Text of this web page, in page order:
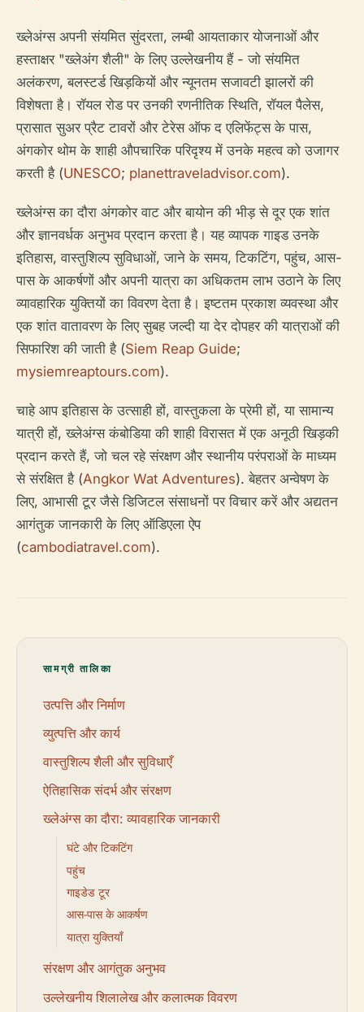
ख्लेअंग्स अपनी संयमित सुंदरता, लम्बी आयताकार योजनाओं और
हस्ताक्षर "ख्लेअंग शैली" के लिए उल्लेखनीय हैं - जो संयमित
अलंकरण, बलस्टर्ड खिड़कियों और न्यूनतम सजावटी झालरों की
विशेषता है। रॉयल रोड पर उनकी रणनीतिक स्थिति, रॉयल पैलेस,
प्रासात सुअर प्रैट टावरों और टेरेस ऑफ द एलिफेंट्स के पास,
अंगकोर थोम के शाही औपचारिक परिदृश्य में उनके महत्व को उजागर
करती है (UNESCO; planettraveladvisor.com).
ख्लेअंग्स का दौरा अंगकोर वाट और बायोन की भीड़ से दूर एक शांत
और ज्ञानवर्धक अनुभव प्रदान करता है। यह व्यापक गाइड उनके
इतिहास, वास्तुशिल्प सुविधाओं, जाने के समय, टिकटिंग, पहुंच, आस-
पास के आकर्षणों और अपनी यात्रा का अधिकतम लाभ उठाने के लिए
व्यावहारिक युक्तियों का विवरण देता है। इष्टतम प्रकाश व्यवस्था और
एक शांत वातावरण के लिए सुबह जल्दी या देर दोपहर की यात्राओं की
सिफारिश की जाती है (Siem Reap Guide;
mysiemreaptours.com).
चाहे आप इतिहास के उत्साही हों, वास्तुकला के प्रेमी हों, या सामान्य
यात्री हों, ख्लेअंग्स कंबोडिया की शाही विरासत में एक अनूठी खिड़की
प्रदान करते हैं, जो चल रहे संरक्षण और स्थानीय परंपराओं के माध्यम
से संरक्षित है (Angkor Wat Adventures). बेहतर अन्वेषण के
लिए, आभासी टूर जैसे डिजिटल संसाधनों पर विचार करें और अद्यतन
आगंतुक जानकारी के लिए ऑडिएला ऐप
(cambodiatravel.com).
सामग्री तालिका
उत्पत्ति और निर्माण
व्युत्पत्ति और कार्य
वास्तुशिल्प शैली और सुविधाएँ
ऐतिहासिक संदर्भ और संरक्षण
ख्लेअंग्स का दौरा: व्यावहारिक जानकारी
घंटे और टिकटिंग
पहुंच
गाइडेड टूर
आस-पास के आकर्षण
यात्रा युक्तियाँ
संरक्षण और आगंतुक अनुभव
उल्लेखनीय शिलालेख और कलात्मक विवरण